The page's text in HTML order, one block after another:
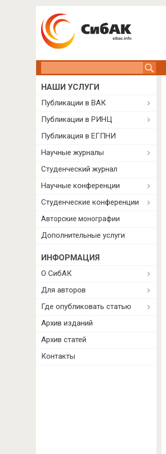
НАШИ УСЛУГИ
Публикации в ВАК
Публикации в РИНЦ
Публикация в ЕГПНИ
Научные журналы
Студенческий журнал
Научные конференции
Студенческие конференции
Авторские монографии
Дополнительные услуги
ИНФОРМАЦИЯ
О СибАК
Для авторов
Где опубликовать статью
Архив изданий
Архив статей
Контакты